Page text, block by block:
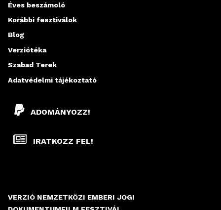
VERZIÓ NEMZETKÖZI EMBERI JOGI
ADOMÁNYOZZ!
IRATKOZZ FEL!
Éves beszámoló
Korábbi fesztiválok
Blog
Verziótéka
Szabad Terek
Adatvédelmi tájékoztató